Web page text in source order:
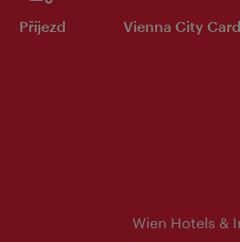
Příjezd Vienna City Card
Wien Hotels &